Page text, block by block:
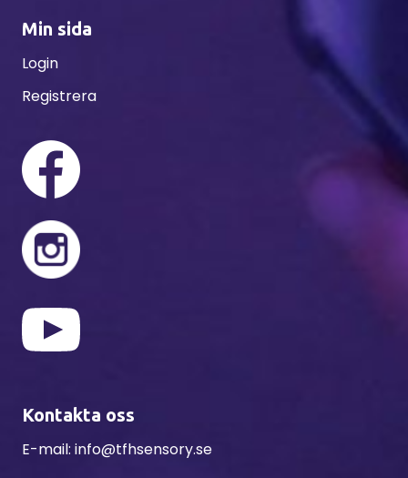
Min sida
Login
Registrera
Kontakta oss
E-mail: info@tfhsensory.se